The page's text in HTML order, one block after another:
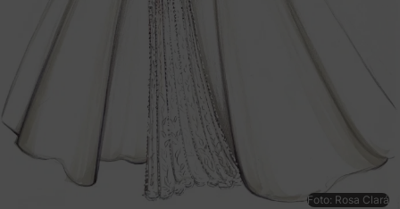
Foto: Rosa Clará